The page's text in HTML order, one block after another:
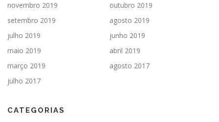
novembro 2019
outubro 2019
setembro 2019
agosto 2019
julho 2019
junho 2019
maio 2019
abril 2019
março 2019
agosto 2017
julho 2017
CATEGORIAS